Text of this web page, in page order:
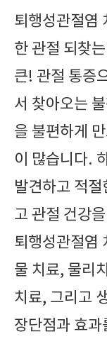
퇴행성관절염
한 관절 되찾
큰! 관절 통증
서 찾아오는
을 불편하게
이 많습니다.
발견하고 적
고 관절 건강
퇴행성관절염
물 치료, 물리
치료, 그리고
장단점과 효